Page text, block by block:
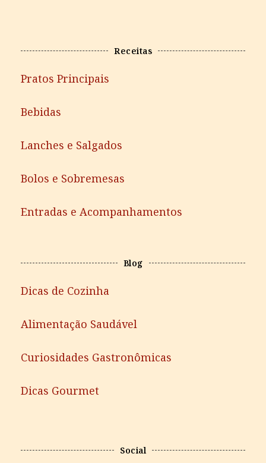
Receitas
Pratos Principais
Bebidas
Lanches e Salgados
Bolos e Sobremesas
Entradas e Acompanhamentos
Blog
Dicas de Cozinha
Alimentação Saudável
Curiosidades Gastronômicas
Dicas Gourmet
Social